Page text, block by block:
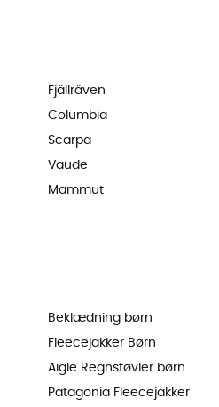
Fjällräven
Columbia
Scarpa
Vaude
Mammut
Beklædning børn
Fleecejakker Børn
Aigle Regnstøvler børn
Patagonia Fleecejakker